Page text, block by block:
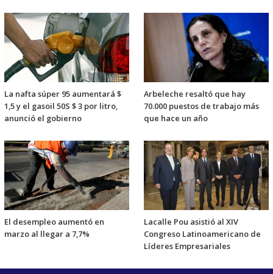
La nafta súper 95 aumentará $
1,5 y el gasoil 50S $ 3 por litro,
anunció el gobierno
Arbeleche resaltó que hay
70.000 puestos de trabajo más
que hace un año
El desempleo aumentó en
marzo al llegar a 7,7%
Lacalle Pou asistió al XIV
Congreso Latinoamericano de
Líderes Empresariales